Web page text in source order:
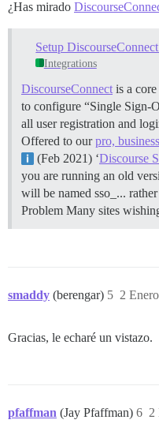
¿Has mirado
Integrations
DiscourseConnect is a
to configure “Single Sign-
all user registration and
Offered to ourpro,
(Feb 2021) ‘Discourse
you are running an old
will be named sso_...
Problem Many sites
smaddy (berengar) 2
5
Gracias, le echaré un vistazo.
pfaffman (Jay Pfaffman) 2
6